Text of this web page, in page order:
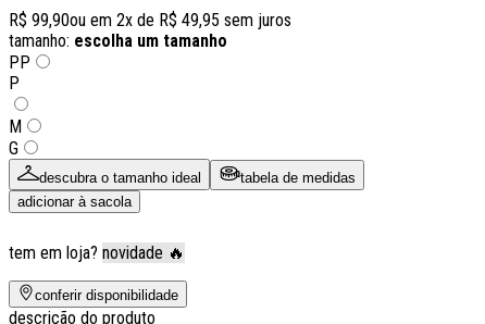
R$ 99,90ou em 2x de R$ 49,95 sem juros
tamanho: escolha um tamanho
PP
P
M
G
descubra o tamanho ideal
tabela de medidas
adicionar à sacola
tem em loja? novidade 🔥
conferir disponibilidade
descrição do produto